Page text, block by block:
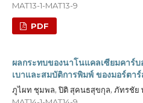
MAT13-1-MAT13-9
PDF
ผลกระทบของนาโนแคลเซียมคาร์
เบาและสมบัติการพิมพ์ ของมอร์ตา
ภูไผท ชุมพล, ปิติ สุคนธสุขกุล, ภัทรชัย